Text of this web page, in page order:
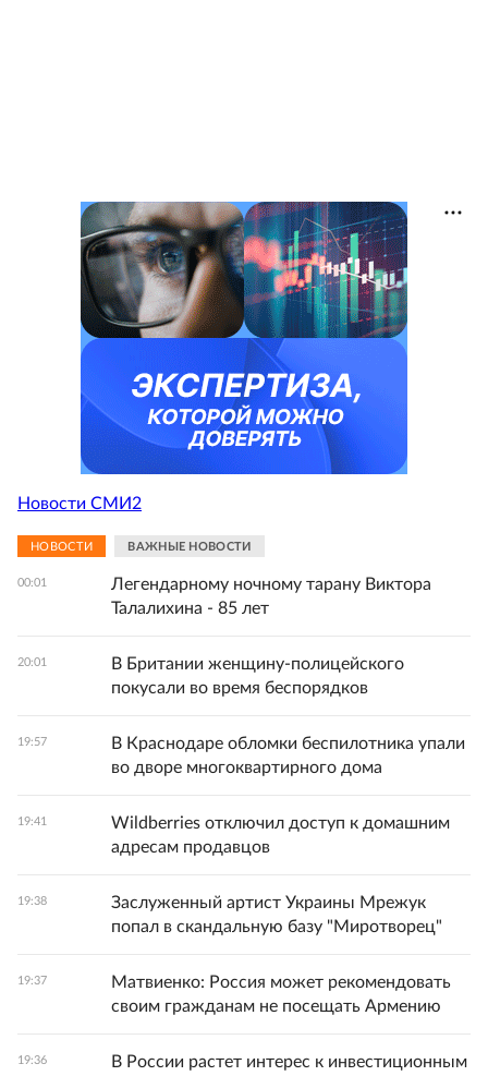
Новости СМИ2
НОВОСТИ ВАЖНЫЕ НОВОСТИ
00:01
Легендарному ночному тарану Виктора
Талалихина - 85 лет
20:01
В Британии женщину-полицейского
покусали во время беспорядков
19:57
В Краснодаре обломки беспилотника упали
во дворе многоквартирного дома
19:41
Wildberries отключил доступ к домашним
адресам продавцов
19:38
Заслуженный артист Украины Мрежук
попал в скандальную базу "Миротворец"
19:37
Матвиенко: Россия может рекомендовать
своим гражданам не посещать Армению
19:36
В России растет интерес к инвестиционным